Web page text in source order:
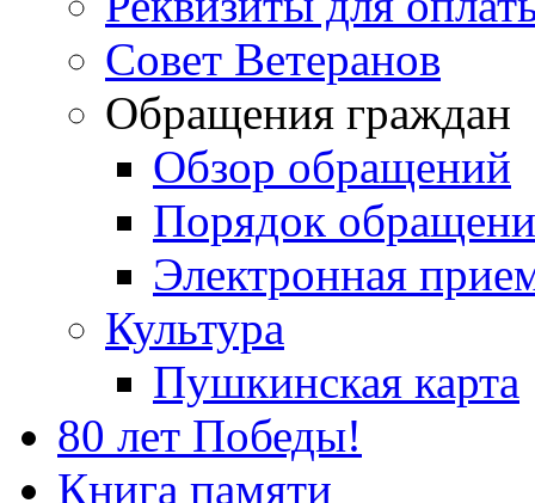
Совет Ветеранов
Обращения граждан
Обзор обращений
Порядок
Электронная
Культура
Пушкинская карта
80 лет Победы!
Книга памяти